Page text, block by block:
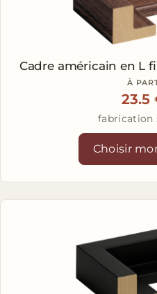
Cadre américain en L
À
fabrication
Choisir